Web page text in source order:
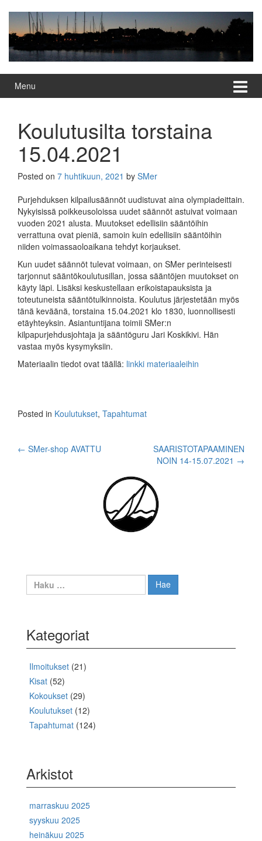
content
main
menu
Menu
Koulutusilta torstaina
15.04.2021
Posted on 7 huhtikuun, 2021 by SMer
Purjehduksen kilpailusäännöt uudistuvat aina olympiadeittain.
Nykyisissä poikkeusoloissa uudet säännöt astuivat voimaan
vuoden 2021 alusta. Muutokset edellisiin sääntöihin
verrattuna ovat pieniä, samoin kuin edellisiin sääntöihin
niiden voimassaoloaikana tehdyt korjaukset.
Kun uudet säännöt tulevat voimaan, on SMer perinteisesti
tarjonnut sääntökoulutusillan, jossa sääntöjen muutokset on
käyty läpi. Lisäksi keskustellaan erikoistapauksista ja
toteutuneista sääntötulkinnoista. Koulutus järjestetään myös
tänä keväänä, torstaina 15.04.2021 klo 1830, luonnollisesti
etäyhteyksin. Asiantuntijana toimii SMer:n
kilpapurjehdusjohtaja ja sääntöguru Jari Koskikivi. Hän
vastaa myös kysymyksiin.
Materiaalin tiedot ovat täällä: linkki materiaaleihin
Posted in Koulutukset, Tapahtumat
Post
navigation
← SMer-shop AVATTU
SAARISTOTAPAAMINEN
NOIN 14-15.07.2021 →
Haku:
Kategoriat
Ilmoitukset (21)
Kisat (52)
Kokoukset (29)
Koulutukset (12)
Tapahtumat (124)
Arkistot
marraskuu 2025
syyskuu 2025
heinäkuu 2025